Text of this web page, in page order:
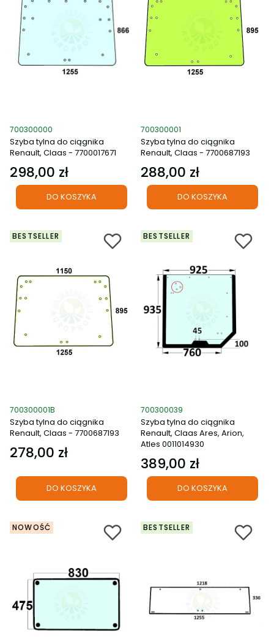
Kod produktu
700300000
Szyba tylna do ciągnika
Renault, Claas - 7700017671
Cena
298,00 zł
DO KOSZYKA
Kod produktu
700300001
Szyba tylna do ciągnika
Renault, Claas - 7700687193
Cena
288,00 zł
DO KOSZYKA
BESTSELLER
Kod produktu
700300001B
Szyba tylna do ciągnika
Renault, Claas - 7700687193
Cena
278,00 zł
DO KOSZYKA
BESTSELLER
Kod produktu
700300039
Szyba tylna do ciągnika
Renault, Claas Ares, Arion,
Atles 0011014930
Cena
389,00 zł
DO KOSZYKA
NOWOŚĆ BESTSELLER